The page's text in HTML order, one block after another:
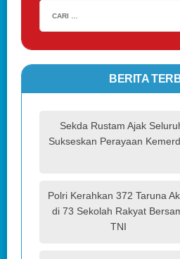
BERITA
Sekda Rustam Ajak
Sukseskan Perayaan
Polri Kerahkan 372 Taruna
di 73 Sekolah Rakyat
TNI